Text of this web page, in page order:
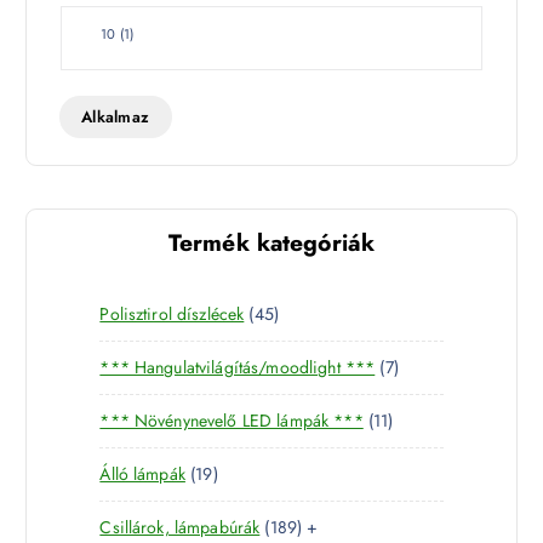
W
t
10 (1)
Alkalmaz
Termék kategóriák
Polisztirol díszlécek 454
5
t
e
r
m
k
*** Hangulatvilágítás/moodlight *** 77
t
r
é
*** Növénynevelő LED lámpák *** 111
1
e
Álló lámpák 191
9
t
Csillárok, lámpabúrák 1891 +